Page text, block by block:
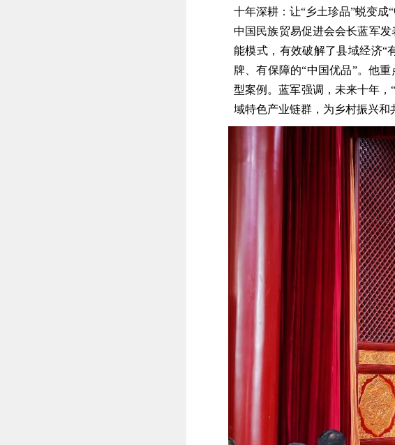
十年深耕：让“乡土珍品”蜕变成
中国民族贸易促进会会长蓝军发
能模式，有效破解了县域经济“
牌、有保障的“中国优品”。他
型案例。蓝军强调，未来十年
域特色产业链群，为乡村振兴和